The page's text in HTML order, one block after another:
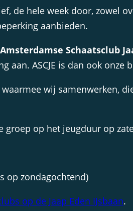
de hele week door, zowel
aanbieden.
Amsterdamse Schaatsclub
aan. ASCJE is dan ook
waarmee wij samenwerken,
op het jeugduur op
op zondagochtend)
op de Jaap Eden IJsbaan.